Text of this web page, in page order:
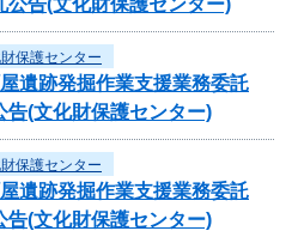
保護センター
遺跡発掘作業支援業務委託
告(文化財保護センター)
保護センター
遺跡発掘作業支援業務委託
告(文化財保護センター)